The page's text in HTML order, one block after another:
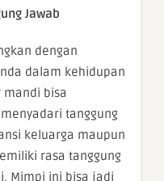
Jawab
dengan
dalam kehidupan
bisa
tanggung
keluarga maupun
rasa tanggung
Mimpi ini bisa jadi